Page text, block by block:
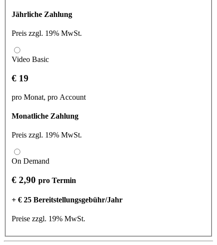
Jährliche Zahlung
Preis zzgl. 19% MwSt.
Video Basic
€ 19
pro Monat, pro Account
Monatliche Zahlung
Preis zzgl. 19% MwSt.
On Demand
€ 2,90 pro Termin
+ € 25 Bereitstellungsgebühr/Jahr
Preise zzgl. 19% MwSt.